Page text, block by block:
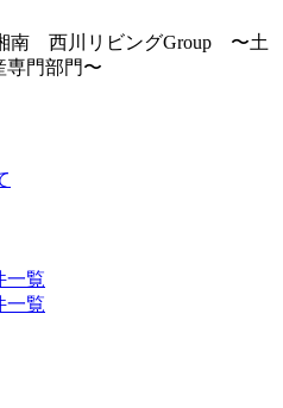
南 西川リビングGroup 〜土
専門部門〜
一覧
一覧